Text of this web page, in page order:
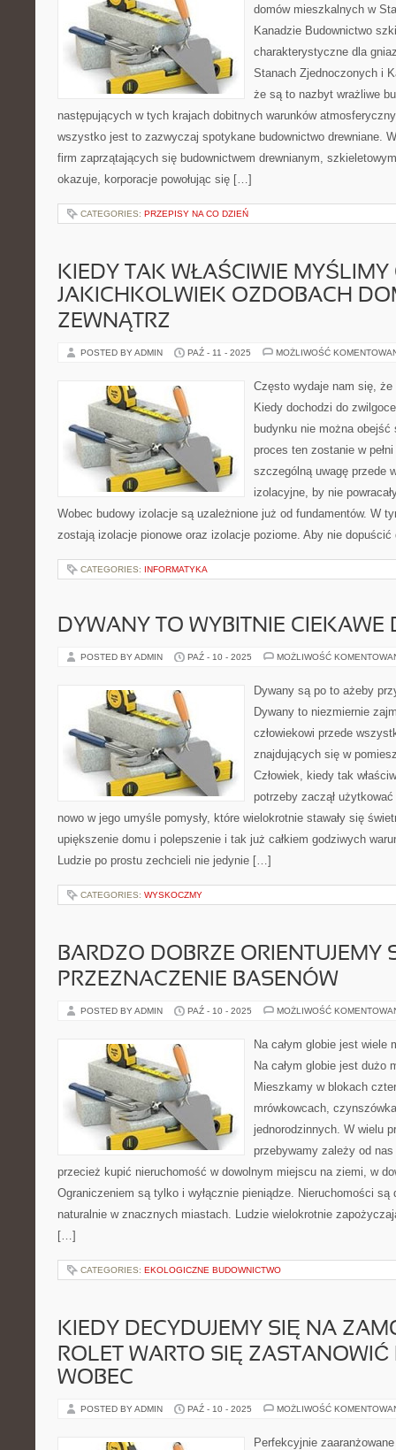
domów mieszkalnych w
Kanadzie Budownictwo
charakterystyczne dla
Stanach Zjednoczonych i
że są to nazbyt wrażliwe
następujących w tych krajach dobitnych warunków
wszystko jest to zazwyczaj spotykane budownictwo drewniane.
firm zaprzątających się budownictwem drewnianym,
okazuje, korporacje powołując się […]
CATEGORIES: PRZEPISY NA CO DZIEŃ
KIEDY TAK WŁAŚCIWIE MYŚLIMY
JAKICHKOLWIEK OZDOBACH
ZEWNĄTRZ
POSTED BY ADMIN PAŹ - 11 - 2025 MOŻLIWOŚĆ
Często wydaje nam się, że
Kiedy dochodzi do
budynku nie można
proces ten zostanie w
szczególną uwagę przede
izolacyjne, by nie
Wobec budowy izolacje są uzależnione już od fundamentów. W
zostają izolacje pionowe oraz izolacje poziome. Aby nie
CATEGORIES: INFORMATYKA
DYWANY TO WYBITNIE CIEKAWE
POSTED BY ADMIN PAŹ - 10 - 2025 MOŻLIWOŚĆ
Dywany są po to ażeby
Dywany to niezmiernie
człowiekowi przede
znajdujących się w
Człowiek, kiedy tak
potrzeby zaczął
nowo w jego umyśle pomysły, które wielokrotnie stawały się
upiększenie domu i polepszenie i tak już całkiem godziwych
Ludzie po prostu zechcieli nie jedynie […]
CATEGORIES: WYSKOCZMY
BARDZO DOBRZE ORIENTUJEMY
PRZEZNACZENIE BASENÓW
POSTED BY ADMIN PAŹ - 10 - 2025 MOŻLIWOŚĆ
Na całym globie jest wiele
Na całym globie jest dużo
Mieszkamy w blokach
mrówkowcach,
jednorodzinnych. W wielu
przebywamy zależy od
przecież kupić nieruchomość w dowolnym miejscu na ziemi, w
Ograniczeniem są tylko i wyłącznie pieniądze. Nieruchomości są
naturalnie w znacznych miastach. Ludzie wielokrotnie
[…]
CATEGORIES: EKOLOGICZNE BUDOWNICTWO
KIEDY DECYDUJEMY SIĘ NA
ROLET WARTO SIĘ
WOBEC
POSTED BY ADMIN PAŹ - 10 - 2025 MOŻLIWOŚĆ
Perfekcyjnie